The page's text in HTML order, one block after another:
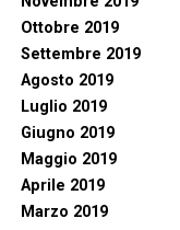
Ottobre 2019
Settembre 2019
Agosto 2019
Luglio 2019
Giugno 2019
Maggio 2019
Aprile 2019
Marzo 2019